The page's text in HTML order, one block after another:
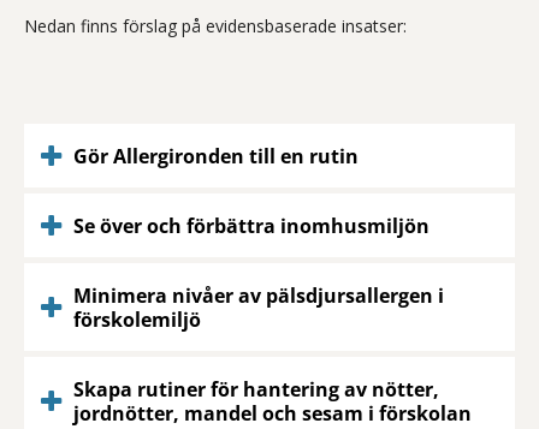
Nedan finns förslag på evidensbaserade insatser:
Gör Allergironden till en rutin
Se över och förbättra inomhusmiljön
Minimera nivåer av pälsdjursallergen i
förskolemiljö
Skapa rutiner för hantering av nötter,
jordnötter, mandel och sesam i förskolan